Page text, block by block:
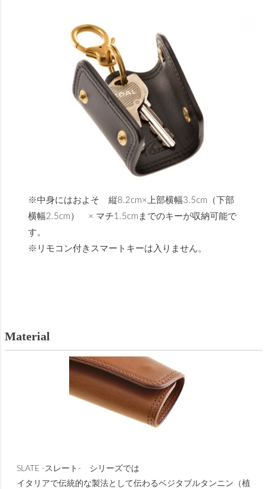
※中身にはおよそ 縦8.2cm×上部横幅3.5cm（下部
横幅2.5cm） × マチ1.5cmまでのキーが収納可能で
す。
※リモコン付きスマートキーは入りません。
Material
SLATE -スレート- シリーズでは
イタリアで伝統的な製法として伝わるベジタブルタンニン（植